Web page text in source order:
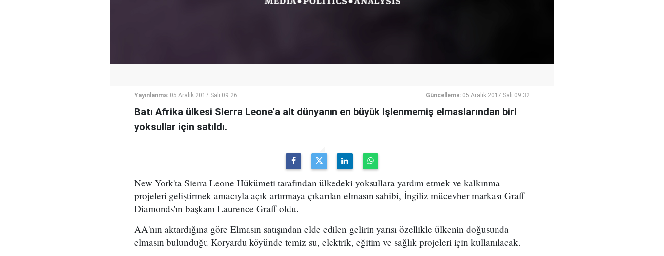
Yayınlanma: 05 Aralık 2017 Salı 09:26 Güncelleme: 05 Aralık 2017 Salı 09:32
Batı Afrika ülkesi Sierra Leone'a ait dünyanın en büyük işlenmemiş elmaslarından biri
yoksullar için satıldı.
New York'ta Sierra Leone Hükümeti tarafından ülkedeki yoksullara yardım etmek ve kalkınma
projeleri geliştirmek amacıyla açık artırmaya çıkarılan elmasın sahibi, İngiliz mücevher markası Graff
Diamonds'ın başkanı Laurence Graff oldu.
AA'nın aktardığına göre Elmasın satışından elde edilen gelirin yarısı özellikle ülkenin doğusunda
elmasın bulunduğu Koryardu köyünde temiz su, elektrik, eğitim ve sağlık projeleri için kullanılacak.